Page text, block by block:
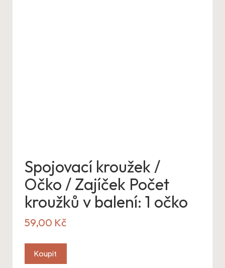
Spojovací kroužek /
Očko / Zajíček Počet
kroužků v balení: 1 očko
59,00 Kč
Koupit